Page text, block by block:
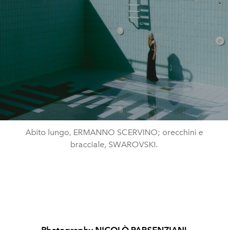
Abito lungo, ERMANNO SCERVINO; orecchini e
bracciale, SWAROVSKI.